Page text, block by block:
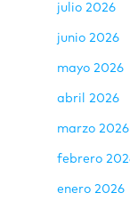
julio 2026
junio 2026
mayo 2026
abril 2026
marzo 2026
febrero
enero 2026